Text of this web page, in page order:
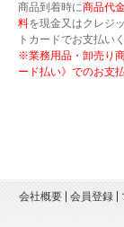
商品到着時に商品代
料を現金又はクレジ
トカードでお支払い
※業務用品・卸売り
ード払い》でのお支
会社概要 会員登録